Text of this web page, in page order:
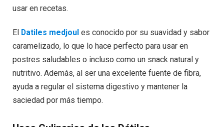
usar en recetas.
El Datiles medjoul es conocido por su suavidad y sabor
caramelizado, lo que lo hace perfecto para usar en
postres saludables o incluso como un snack natural y
nutritivo. Además, al ser una excelente fuente de fibra,
ayuda a regular el sistema digestivo y mantener la
saciedad por más tiempo.